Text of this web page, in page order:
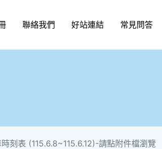
聯絡我們 好站連結 常見問答
刻表 (115.6.8~115.6.12)-請點附件檔瀏覽